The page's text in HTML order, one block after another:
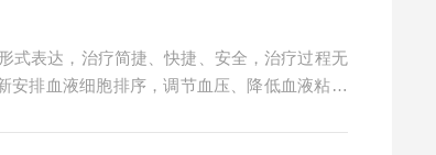
式表达，治疗简捷、快捷、安全，治疗过程无
安排血液细胞排序，调节血压、降低血液粘稠